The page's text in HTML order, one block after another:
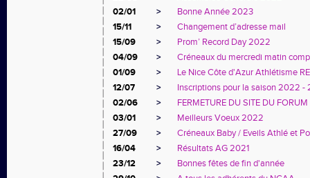
02/01
>
Bonne Année 2023
15/11
>
Changement d’adresse mail
15/09
>
Prom’ Record Day 2022
04/09
>
Créneaux du mercredi matin
01/09
>
Le Nice Côte d'Azur Athlétisme
12/07
>
Inscriptions pour la saison 2022 -
02/06
>
FERMETURE DU SITE DU
03/01
>
Meilleurs Voeux 2022
27/09
>
Créneaux Baby / Eveils Athlé et
16/04
>
Résultats AG 2021
23/12
>
Bonnes fêtes de fin d'année